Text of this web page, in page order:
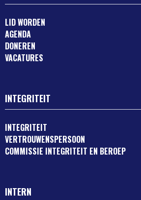
LID WORDEN
AGENDA
DONEREN
VACATURES
INTEGRITEIT
INTEGRITEIT
VERTROUWENSPERSOON
COMMISSIE INTEGRITEIT EN BEROEP
INTERN